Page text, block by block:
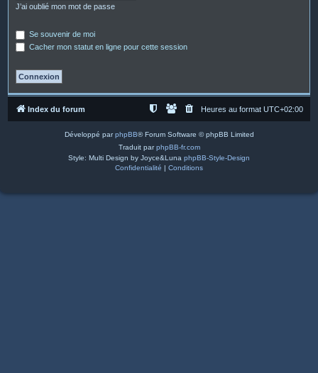
J’ai oublié mon mot de passe
Se souvenir de moi
Cacher mon statut en ligne pour cette session
Index du forum Heures au format UTC+02:00
Développé parphpBB® Forum Software © phpBB Limited
Traduit parphpBB-fr.com
Style: Multi Design by Joyce&Luna phpBB-Style-Design
Confidentialité | Conditions